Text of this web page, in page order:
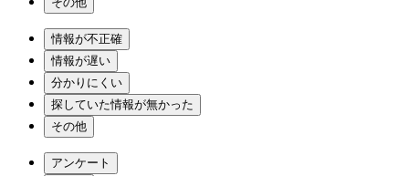
情報が不正確
情報が遅い
分かりにくい
探していた情報が無かった
その他
アンケート